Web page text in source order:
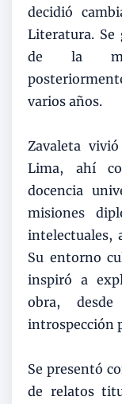
decidió
Literatura. Se
de la
varios años.
Zavaleta
Lima, ahí
docencia
misiones
intelectuales,
Su entorno
inspiró a
obra,
introspección
Se presentó
de relatos